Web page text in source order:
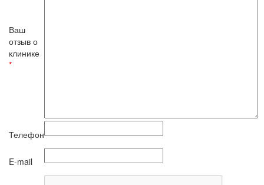
Ваш
отзыв о
клинике
*
Телефон
E-mail